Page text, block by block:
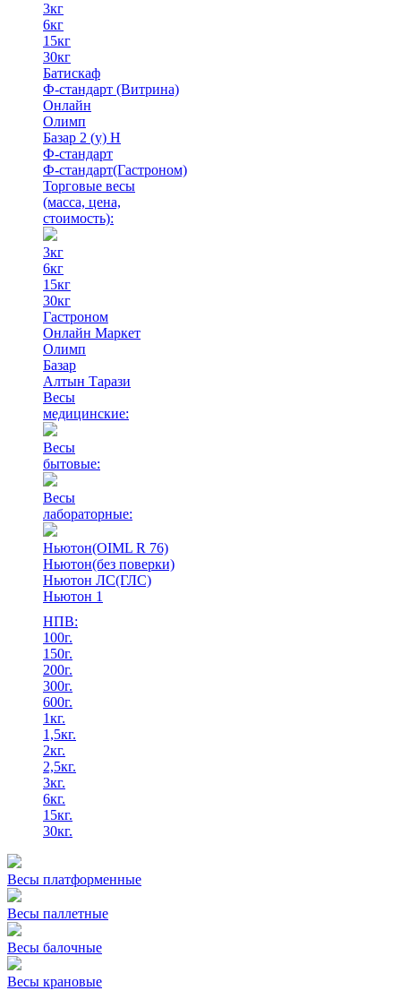
3кг
6кг
15кг
30кг
Батискаф
Ф-стандарт (Витрина)
Онлайн
Олимп
Базар 2 (у) Н
Ф-стандарт
Ф-стандарт(Гастроном)
Торговые весы
(масса, цена,
стоимость):
3кг
6кг
15кг
30кг
Гастроном
Онлайн Маркет
Олимп
Базар
Алтын Тарази
Весы
медицинские:
Весы
бытовые:
Весы
лабораторные:
Ньютон(OIML R 76)
Ньютон(без поверки)
Ньютон ЛС(ГЛС)
Ньютон 1
НПВ:
100г.
150г.
200г.
300г.
600г.
1кг.
1,5кг.
2кг.
2,5кг.
3кг.
6кг.
15кг.
30кг.
Весы платформенные
Весы паллетные
Весы балочные
Весы крановые